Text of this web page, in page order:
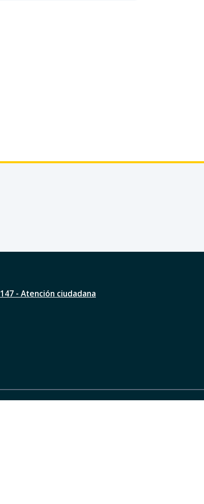
147 - Atención ciudadana